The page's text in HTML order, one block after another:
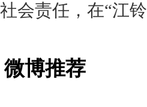
社会责任，在“江铃
微博推荐